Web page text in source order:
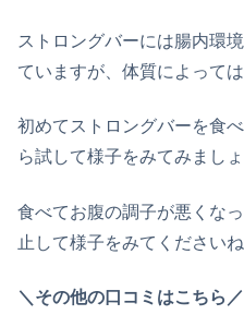
ストロングバーには腸内環
ていますが、体質によって
初めてストロングバーを食
ら試して様子をみてみましょ
食べてお腹の調子が悪くな
止して様子をみてくださいね
＼その他の口コミはこちら／